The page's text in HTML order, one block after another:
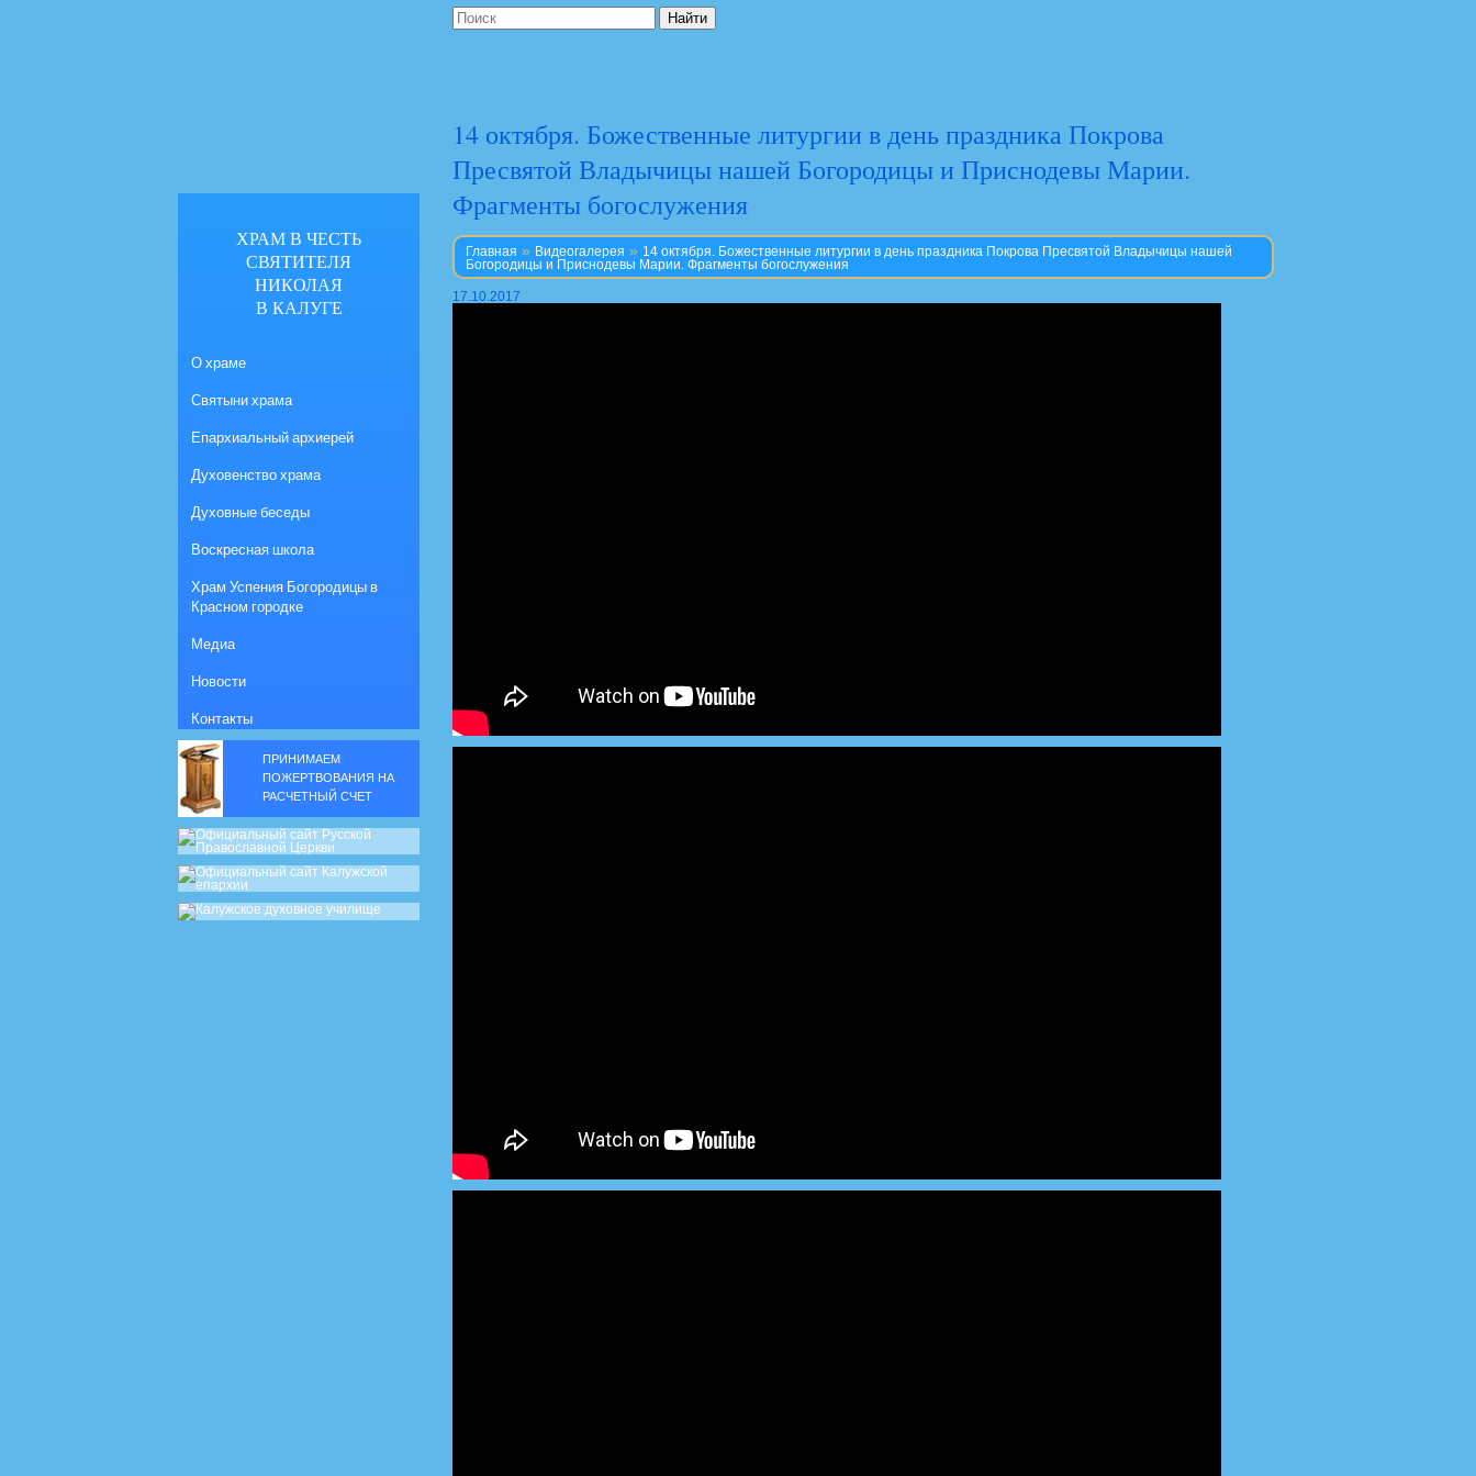
14 октября. Божественные литургии в день праздника Покрова
Пресвятой Владычицы нашей Богородицы и Приснодевы Марии.
Фрагменты богослужения
Главная » Видеогалерея » 14 октября. Божественные литургии в день праздника Покрова Пресвятой Владычицы нашей
Богородицы и Приснодевы Марии. Фрагменты богослужения
17.10.2017
ХРАМ В ЧЕСТЬ
СВЯТИТЕЛЯ
НИКОЛАЯ
В КАЛУГЕ
О храме
Святыни храма
Епархиальный архиерей
Духовенство храма
Духовные беседы
Воскресная школа
Храм Успения Богородицы в
Красном городке
Медиа
Новости
Контакты
ПРИНИМАЕМ
ПОЖЕРТВОВАНИЯ НА
РАСЧЕТНЫЙ СЧЕТ